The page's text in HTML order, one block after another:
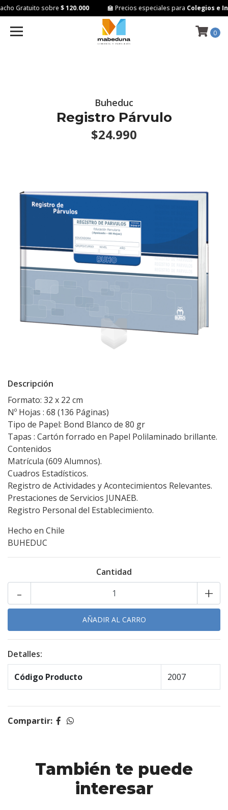
Gratuito sobre$ 120.000 🏫 Precios especiales paraColegios e
0
Buheduc
Registro Párvulo
$24.990
Descripción
Formato: 32 x 22 cm
Nº Hojas : 68 (136 Páginas)
Tipo de Papel: Bond Blanco de 80 gr
Tapas : Cartón forrado en Papel Polilaminado brillante.
Contenidos
Matrícula (609 Alumnos).
Cuadros Estadísticos.
Registro de Actividades y Acontecimientos Relevantes.
Prestaciones de Servicios JUNAEB.
Registro Personal del Establecimiento.
Hecho en Chile
BUHEDUC
Cantidad
+
-
Detalles:
Código Producto 2007
Compartir:
También te puede
interesar